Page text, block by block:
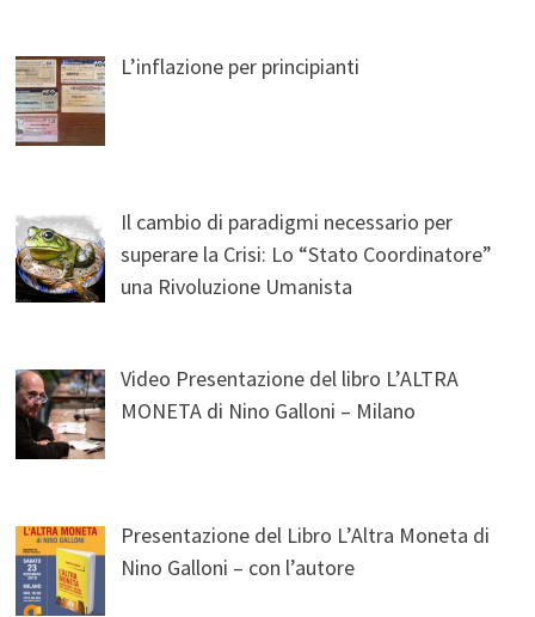
L’inflazione per principianti
Il cambio di paradigmi necessario per
superare la Crisi: Lo “Stato Coordinatore”
una Rivoluzione Umanista
Video Presentazione del libro L’ALTRA
MONETA di Nino Galloni – Milano
Presentazione del Libro L’Altra Moneta di
Nino Galloni – con l’autore